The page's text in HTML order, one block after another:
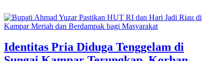
Identitas Pria Diduga Tenggelam di